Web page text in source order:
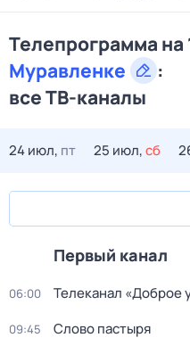
Телепрограмма на
Муравленке
:
все ТВ-каналы
24 июл, пт 25 июл,сб
Первый канал
06:00 Телеканал «Доброе
09:45 Слово пастыря